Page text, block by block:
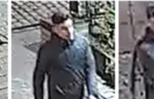
"La police lance un avis
ouvre un